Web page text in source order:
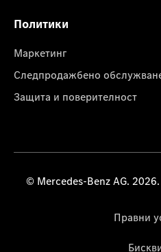
Политики
Маркетинг
Следпродажбено
Защита и поверителност
© Mercedes-Benz AG.
Правни